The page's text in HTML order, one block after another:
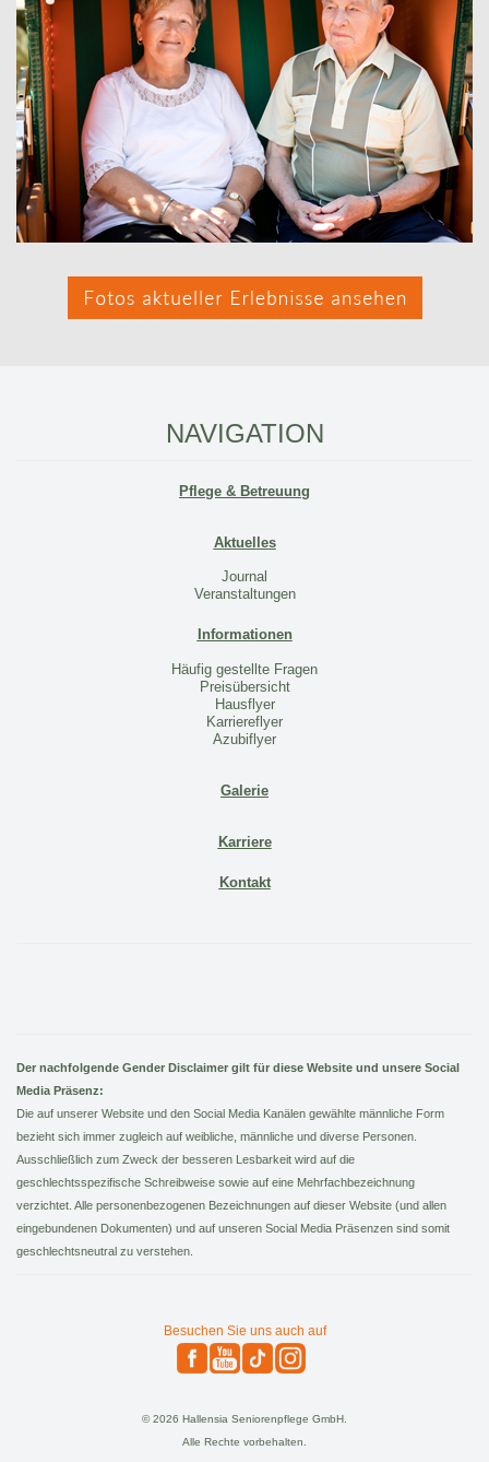
NAVIGATION
Pflege & Betreuung
Aktuelles
Journal
Veranstaltungen
Informationen
Häufig gestellte Fragen
Preisübersicht
Hausflyer
Karriereflyer
Azubiflyer
Galerie
Karriere
Kontakt
Der nachfolgende Gender Disclaimer gilt für diese Website und unsere Social
Media Präsenz:
Die auf unserer Website und den Social Media Kanälen gewählte männliche Form
bezieht sich immer zugleich auf weibliche, männliche und diverse Personen.
Ausschließlich zum Zweck der besseren Lesbarkeit wird auf die
geschlechtsspezifische Schreibweise sowie auf eine Mehrfachbezeichnung
verzichtet. Alle personenbezogenen Bezeichnungen auf dieser Website (und allen
eingebundenen Dokumenten) und auf unseren Social Media Präsenzen sind somit
geschlechtsneutral zu verstehen.
Besuchen Sie uns auch auf
© 2026 Hallensia Seniorenpflege GmbH.
Alle Rechte vorbehalten.